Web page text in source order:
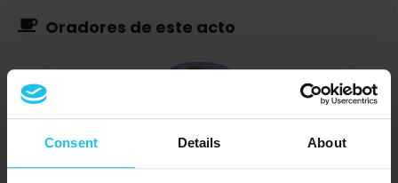
Consent Details About
Oradores de este acto
Margrét Margrétardottir